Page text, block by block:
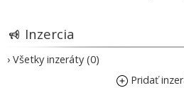
Inzercia
› Všetky inzeráty (0)
Pridať